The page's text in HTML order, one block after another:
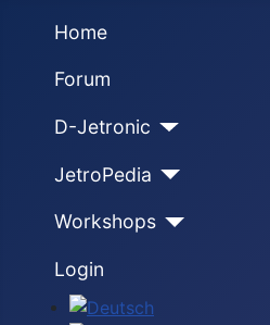
Home
Forum
D-Jetronic
JetroPedia
Workshops
Login
Select your language